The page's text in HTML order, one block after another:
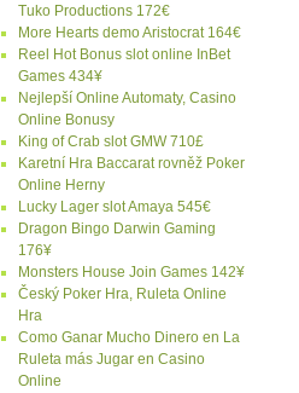
Tuko Productions 172€
More Hearts demo Aristocrat 164€
Reel Hot Bonus slot online InBet
Games 434¥
Nejlepší Online Automaty, Casino
Online Bonusy
King of Crab slot GMW 710£
Karetní Hra Baccarat rovněž Poker
Online Herny
Lucky Lager slot Amaya 545€
Dragon Bingo Darwin Gaming
176¥
Monsters House Join Games 142¥
Český Poker Hra, Ruleta Online
Hra
Como Ganar Mucho Dinero en La
Ruleta más Jugar en Casino
Online